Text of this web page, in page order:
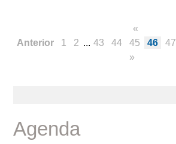
«
Anterior
1 2 ... 43 44 45 46 47
»
Agenda